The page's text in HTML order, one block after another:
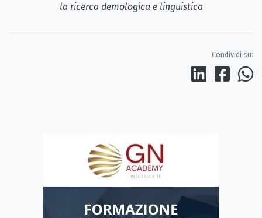
la ricerca demologica e linguistica
Condividi su: